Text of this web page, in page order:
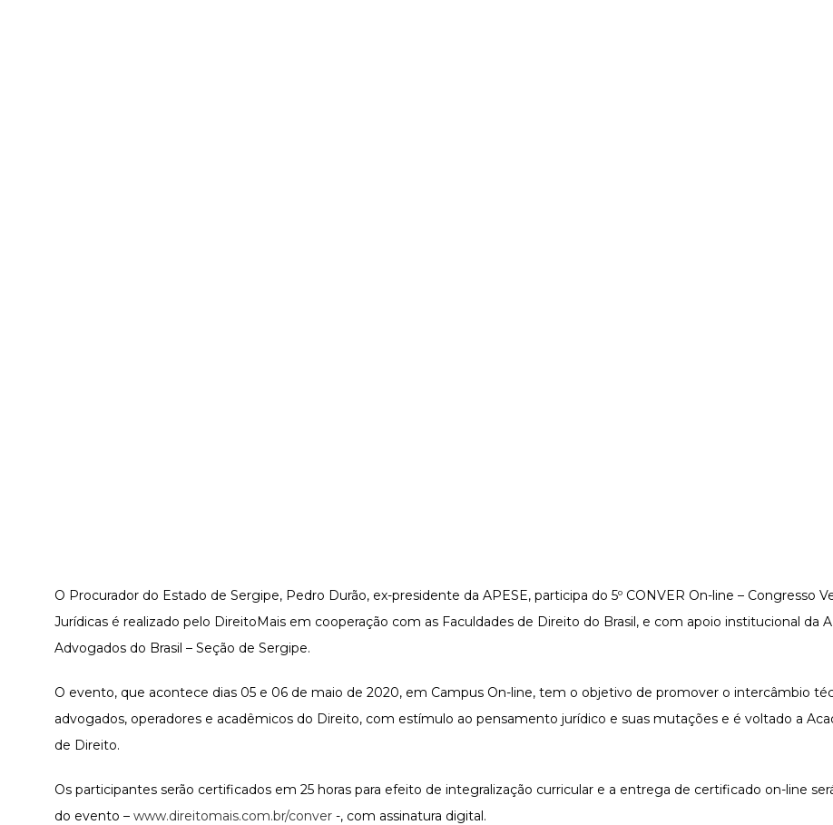
O Procurador do Estado de Sergipe, Pedro Durão, ex-presidente da APESE, participa do 5º CONVER On-line – Congresso
Jurídicas é realizado pelo DireitoMais em cooperação com as Faculdades de Direito do Brasil, e com apoio institucional da
Advogados do Brasil – Seção de Sergipe.
O evento, que acontece dias 05 e 06 de maio de 2020, em Campus On-line, tem o objetivo de promover o intercâmbio
advogados, operadores e acadêmicos do Direito, com estímulo ao pensamento jurídico e suas mutações e é voltado a
de Direito.
Os participantes serão certificados em 25 horas para efeito de integralização curricular e a entrega de certificado on-line
do evento – www.direitomais.com.br/conver -, com assinatura digital.